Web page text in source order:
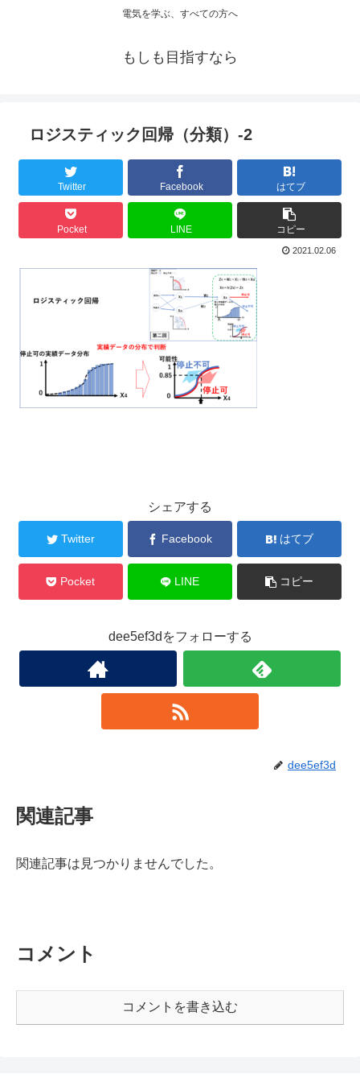
電気を学ぶ、すべての方へ
もしも目指すなら
ロジスティック回帰（分類）-2
Twitter Facebook はてブ
Pocket LINE コピー
2021.02.06
シェアする
Twitter Facebook はてブ
Pocket LINE コピー
dee5ef3dをフォローする
dee5ef3d
関連記事
関連記事は見つかりませんでした。
コメント
コメントを書き込む